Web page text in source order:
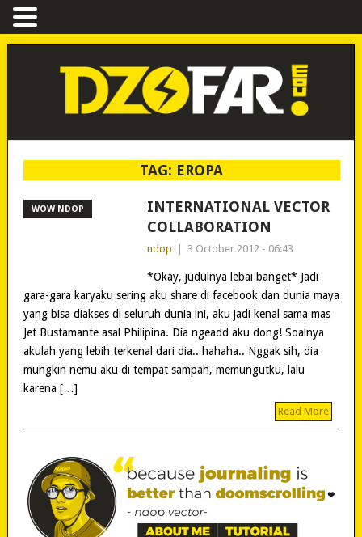
TAG: EROPA
WOW NDOP
INTERNATIONAL VECTOR
COLLABORATION
ndop 3 October 2012 - 06:43
*Okay, judulnya lebai banget* Jadi
gara-gara karyaku sering aku share di facebook dan dunia maya
yang bisa diakses di seluruh dunia ini, aku jadi kenal sama mas
Jet Bustamante asal Philipina. Dia ngeadd aku dong! Soalnya
akulah yang lebih terkenal dari dia.. hahaha.. Nggak sih, dia
mungkin nemu aku di tempat sampah, memungutku, lalu
karena […]
Read More